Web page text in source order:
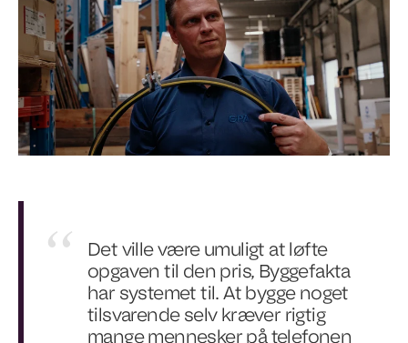
Det ville være umuligt at løfte
opgaven til den pris, Byggefakta
har systemet til. At bygge noget
tilsvarende selv kræver rigtig
mange mennesker på telefonen